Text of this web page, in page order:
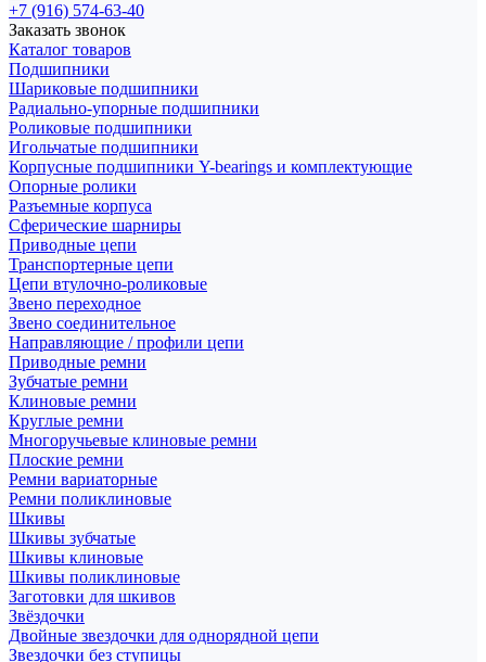
+7 (916) 574-63-40
Заказать звонок
Каталог товаров
Подшипники
Шариковые подшипники
Радиально-упорные подшипники
Роликовые подшипники
Игольчатые подшипники
Корпусные подшипники Y-bearings и комплектующие
Опорные ролики
Разъемные корпуса
Сферические шарниры
Приводные цепи
Транспортерные цепи
Цепи втулочно-роликовые
Звено переходное
Звено соединительное
Направляющие / профили цепи
Приводные ремни
Зубчатые ремни
Клиновые ремни
Круглые ремни
Многоручьевые клиновые ремни
Плоские ремни
Ремни вариаторные
Ремни поликлиновые
Шкивы
Шкивы зубчатые
Шкивы клиновые
Шкивы поликлиновые
Заготовки для шкивов
Звёздочки
Двойные звездочки для однорядной цепи
Звездочки без ступицы